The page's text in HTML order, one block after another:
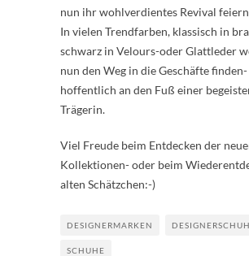
nun ihr wohlverdientes Revival
In vielen Trendfarben, klassisch in
schwarz in Velours-oder Glattleder
nun den Weg in die Geschäfte
hoffentlich an den Fuß einer
Trägerin.
Viel Freude beim Entdecken der
Kollektionen- oder beim
alten Schätzchen:-)
DESIGNERMARKEN
SCHUHE